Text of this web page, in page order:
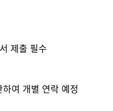
제출 필수
여 개별 연락 예정